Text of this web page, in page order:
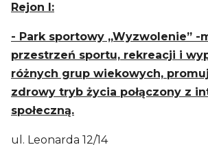
Rejon I:
- Park sportowy „Wyzwolenie” -
przestrzeń sportu, rekreacji i
różnych grup wiekowych,
zdrowy tryb życia połączony z
społeczną.
ul. Leonarda 12/14